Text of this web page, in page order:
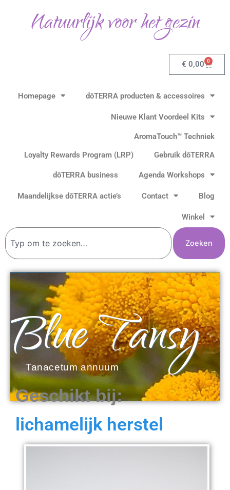
Natuurlijk voor het gezin
€ 0,00 0
Homepage dōTERRA producten & accessoires
Nieuwe Klant Voordeel Kits
AromaTouch™ Techniek
Loyalty Rewards Program (LRP)
Gebruik dōTERRA
dōTERRA business Agenda Workshops
Maandelijkse dōTERRA actie’s Contact Blog
Winkel
Zoeken
Zoeken
Blue Tansy
Tanacetum annuum
Geschikt bij:
lichamelijk herstel